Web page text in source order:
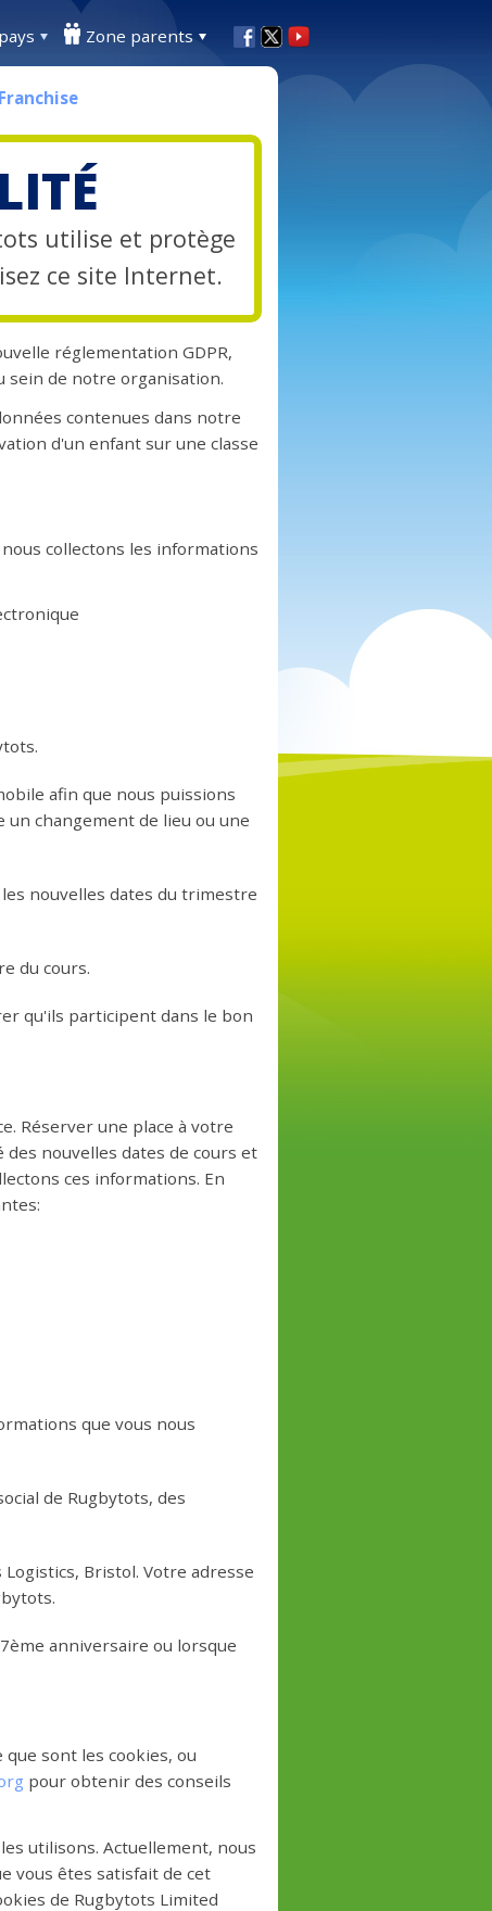
Zone parents
Franchise
utilise et protège
ce site Internet.
réglementation GDPR,
sein de notre organisation.
contenues dans notre
d'un enfant sur une classe
collectons les informations
afin que nous puissions
changement de lieu ou une
nouvelles dates du trimestre
du cours.
qu'ils participent dans le bon
Réserver une place à votre
nouvelles dates de cours et
ces informations. En
que vous nous
de Rugbytots, des
Bristol. Votre adresse
anniversaire ou lorsque
sont les cookies, ou
pour obtenir des conseils
utilisons. Actuellement, nous
vous êtes satisfait de cet
de Rugbytots Limited